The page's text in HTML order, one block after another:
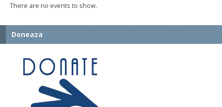
There are no events to show.
Doneaza